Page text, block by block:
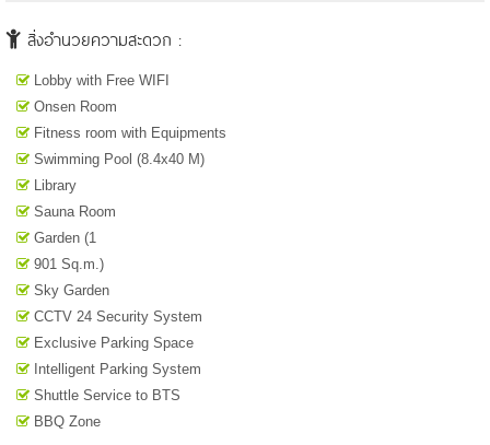
สิ่งอำนวยความสะดวก :
Lobby with Free WIFI
Onsen Room
Fitness room with Equipments
Swimming Pool (8.4x40 M)
Library
Sauna Room
Garden (1
901 Sq.m.)
Sky Garden
CCTV 24 Security System
Exclusive Parking Space
Intelligent Parking System
Shuttle Service to BTS
BBQ Zone